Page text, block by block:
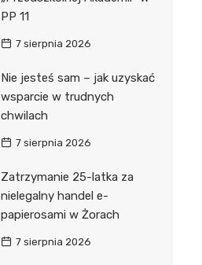
PP 11
7 sierpnia 2026
Nie jesteś sam – jak uzyskać
wsparcie w trudnych
chwilach
7 sierpnia 2026
Zatrzymanie 25-latka za
nielegalny handel e-
papierosami w Żorach
7 sierpnia 2026